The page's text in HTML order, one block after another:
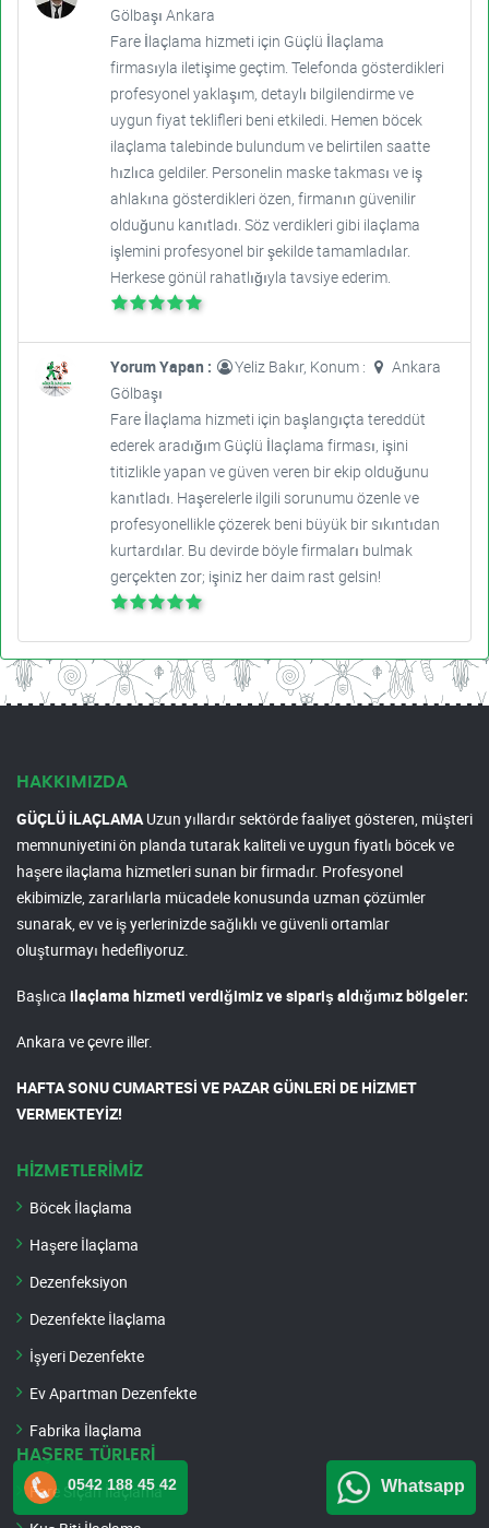
Gölbaşı Ankara
Fare İlaçlama hizmeti için Güçlü İlaçlama
firmasıyla iletişime geçtim. Telefonda gösterdikleri
profesyonel yaklaşım, detaylı bilgilendirme ve
uygun fiyat teklifleri beni etkiledi. Hemen böcek
ilaçlama talebinde bulundum ve belirtilen saatte
hızlıca geldiler. Personelin maske takması ve iş
ahlakına gösterdikleri özen, firmanın güvenilir
olduğunu kanıtladı. Söz verdikleri gibi ilaçlama
işlemini profesyonel bir şekilde tamamladılar.
Herkese gönül rahatlığıyla tavsiye ederim.
Yorum Yapan : Yeliz Bakır, Konum :
Ankara
Gölbaşı
Fare İlaçlama hizmeti için başlangıçta tereddüt
ederek aradığım Güçlü İlaçlama firması, işini
titizlikle yapan ve güven veren bir ekip olduğunu
kanıtladı. Haşerelerle ilgili sorunumu özenle ve
profesyonellikle çözerek beni büyük bir sıkıntıdan
kurtardılar. Bu devirde böyle firmaları bulmak
gerçekten zor; işiniz her daim rast gelsin!
HAKKIMIZDA
GÜÇLÜ İLAÇLAMAUzun yıllardır sektörde faaliyet gösteren, müşteri
memnuniyetini ön planda tutarak kaliteli ve uygun fiyatlı böcek ve
haşere ilaçlama hizmetleri sunan bir firmadır. Profesyonel
ekibimizle, zararlılarla mücadele konusunda uzman çözümler
sunarak, ev ve iş yerlerinizde sağlıklı ve güvenli ortamlar
oluşturmayı hedefliyoruz.
Başlıca ilaçlama hizmeti verdiğimiz ve sipariş aldığımız bölgeler:
Ankara ve çevre iller.
HAFTA SONU CUMARTESİ VE PAZAR GÜNLERİ DE HİZMET
VERMEKTEYİZ!
HİZMETLERİMİZ
Böcek İlaçlama
Haşere İlaçlama
Dezenfeksiyon
Dezenfekte İlaçlama
İşyeri Dezenfekte
Ev Apartman Dezenfekte
Fabrika İlaçlama
HAŞERE TÜRLERİ
Fare Sıçan İlaçlama
0542 188 45 42 Whatsapp